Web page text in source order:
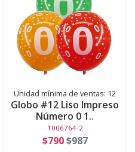
Unidad mínima de ventas: 12
Globo #12 Liso Impreso
Número 0 1..
1006764-2
$790$987